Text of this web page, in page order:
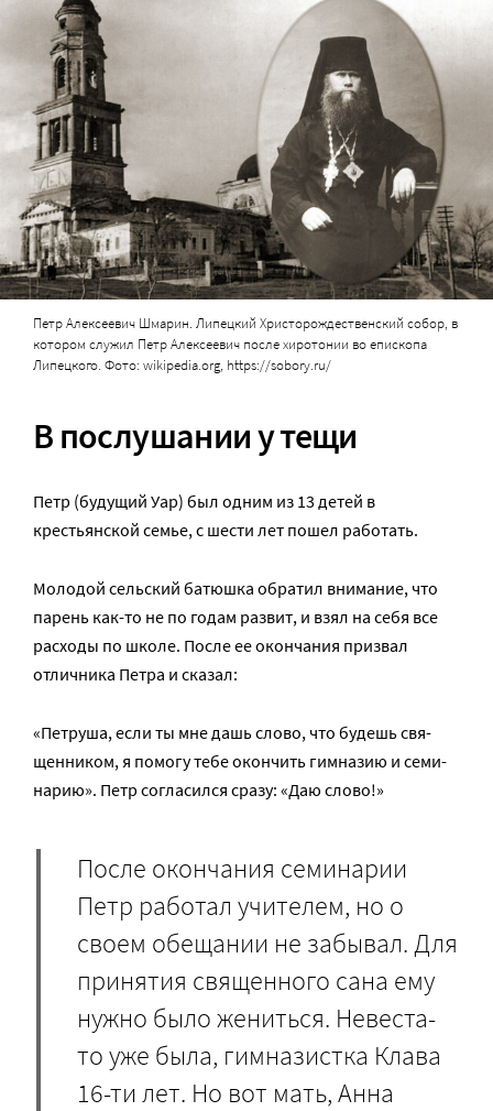
Петр Алексеевич Шмарин. Липецкий Христорождественский собор, в
котором служил Петр Алексеевич после хиротонии во епископа
Липецкого. Фото: wikipedia.org, https://sobory.ru/
В послушании у тещи
Петр (будущий Уар) был одним из 13 детей в
крестьянской семье, с шести лет пошел работать.
Молодой сельский батюшка обратил внимание, что
парень как-то не по годам развит, и взял на себя все
расходы по школе. После ее окончания призвал
отличника Петра и сказал:
«Пет­ру­ша, ес­ли ты мне дашь сло­во, что бу­дешь свя­
щен­ни­ком, я по­мо­гу те­бе окон­чить гим­на­зию и се­ми­
на­рию». Петр согласился сразу: «Даю слово!»
После окончания семинарии
Петр работал учителем, но о
своем обещании не забывал. Для
принятия священного сана ему
нужно было жениться. Невеста-
то уже была, гимназистка Клава
16-ти лет. Но вот мать, Анна